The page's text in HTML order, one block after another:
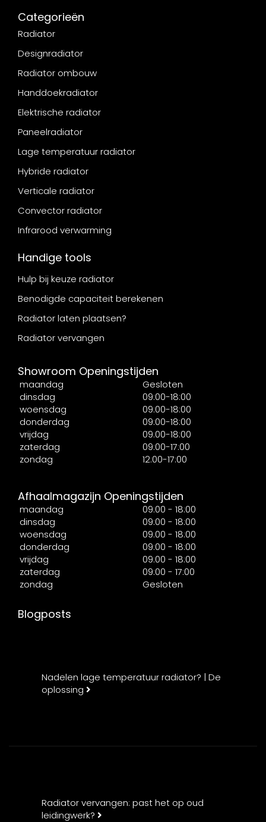
Categorieën
Radiator
Designradiator
Radiator ombouw
Handdoekradiator
Elektrische radiator
Paneelradiator
Lage temperatuur radiator
Hybride radiator
Verticale radiator
Convector radiator
Infrarood verwarming
Handige tools
Hulp bij keuze radiator
Benodigde capaciteit berekenen
Radiator laten plaatsen?
Radiator vervangen
Showroom Openingstijden
maandag
Gesloten
dinsdag
09:00-18:00
woensdag
09:00-18:00
donderdag
09:00-18:00
vrijdag
09:00-18:00
zaterdag
09:00-17:00
zondag
12:00-17:00
Afhaalmagazijn Openingstijden
maandag
09:00 - 18:00
dinsdag
09:00 - 18:00
woensdag
09:00 - 18:00
donderdag
09:00 - 18:00
vrijdag
09:00 - 18:00
zaterdag
09:00 - 17:00
zondag
Gesloten
Blogposts
Nadelen lage temperatuur radiator? | De
oplossing
Radiator vervangen: past het op oud
leidingwerk?